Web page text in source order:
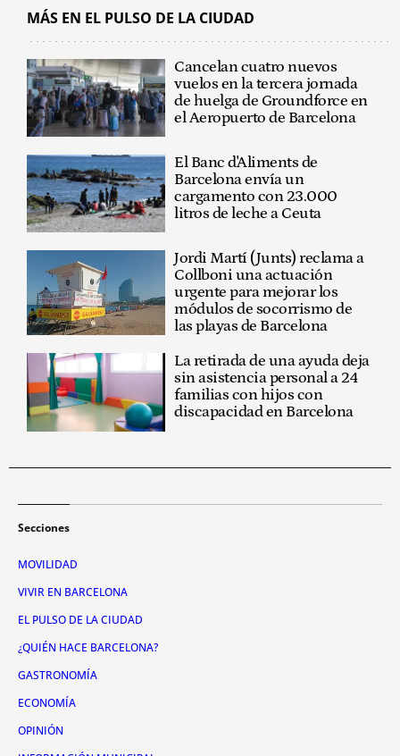
MÁS EN EL PULSO DE LA CIUDAD
Cancelan cuatro nuevos
vuelos en la tercera jornada
de huelga de Groundforce en
el Aeropuerto de Barcelona
El Banc d'Aliments de
Barcelona envía un
cargamento con 23.000
litros de leche a Ceuta
Jordi Martí (Junts) reclama a
Collboni una actuación
urgente para mejorar los
módulos de socorrismo de
las playas de Barcelona
La retirada de una ayuda deja
sin asistencia personal a 24
familias con hijos con
discapacidad en Barcelona
Secciones
MOVILIDAD
VIVIR EN BARCELONA
EL PULSO DE LA CIUDAD
¿QUIÉN HACE BARCELONA?
GASTRONOMÍA
ECONOMÍA
OPINIÓN